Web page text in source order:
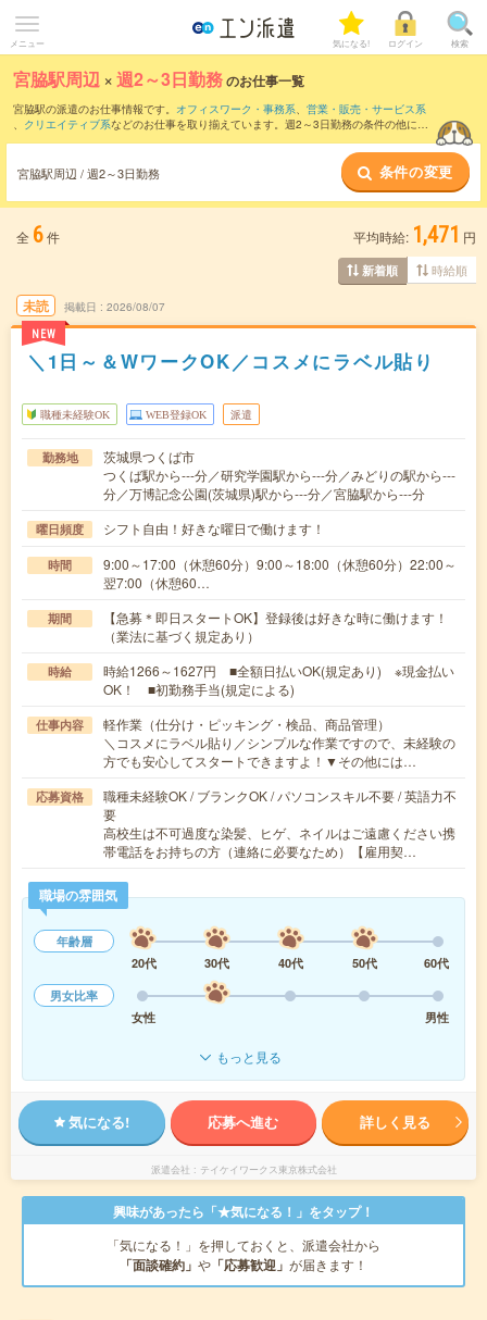
メニュー 気になる! ログイン 検索
宮脇駅周辺 ×週2～3日勤務のお仕事一覧
宮脇駅の派遣のお仕事情報です。 オフィスワーク・事務系、 営業・販売・サービス系
、 クリエイティブ系などのお仕事を取り揃えています。週2～3日勤務の条件の他に、
宮脇駅周辺 / 週2～3日勤務 条件の変更
全 6件 平均時給: 1,471 円
新着順 時給順
未読
NEW
掲載日 2026/08/07
＼1日～＆WワークOK／コスメにラベル貼り
職種未経験OK WEB登録OK 派遣
勤務地
茨城県つくば市
つくば駅から---分／研究学園駅から---分／みどりの駅から---
分／万博記念公園(茨城県)駅から---分／宮脇駅から---分
曜日頻度 シフト自由！好きな曜日で働けます！
時間
9:00～17:00（休憩60分）9:00～18:00（休憩60分）22:00～
翌7:00（休憩60…
期間
【急募＊即日スタートOK】登録後は好きな時に働けます！
（業法に基づく規定あり）
時給
時給1266～1627円 ■全額日払いOK(規定あり) ※現金払い
OK！ ■初勤務手当(規定による)
仕事内容
軽作業（仕分け・ピッキング・検品、商品管理）
＼コスメにラベル貼り／シンプルな作業ですので、未経験の
方でも安心してスタートできますよ！▼その他には…
応募資格
職種未経験OK / ブランクOK / パソコンスキル不要 / 英語力不
要
高校生は不可過度な染髪、ヒゲ、ネイルはご遠慮ください携
帯電話をお持ちの方（連絡に必要なため）【雇用契…
職場の雰囲気
年齢層
20代
30代 40代 50代
60代
男女比率
女性
男性
もっと見る
気になる! 応募へ進む 詳しく見る
派遣会社 テイケイワークス東京株式会社
興味があったら「★気になる！」をタップ！
「気になる！」を押しておくと、派遣会社から
「面談確約」 や 「応募歓迎」 が届きます！